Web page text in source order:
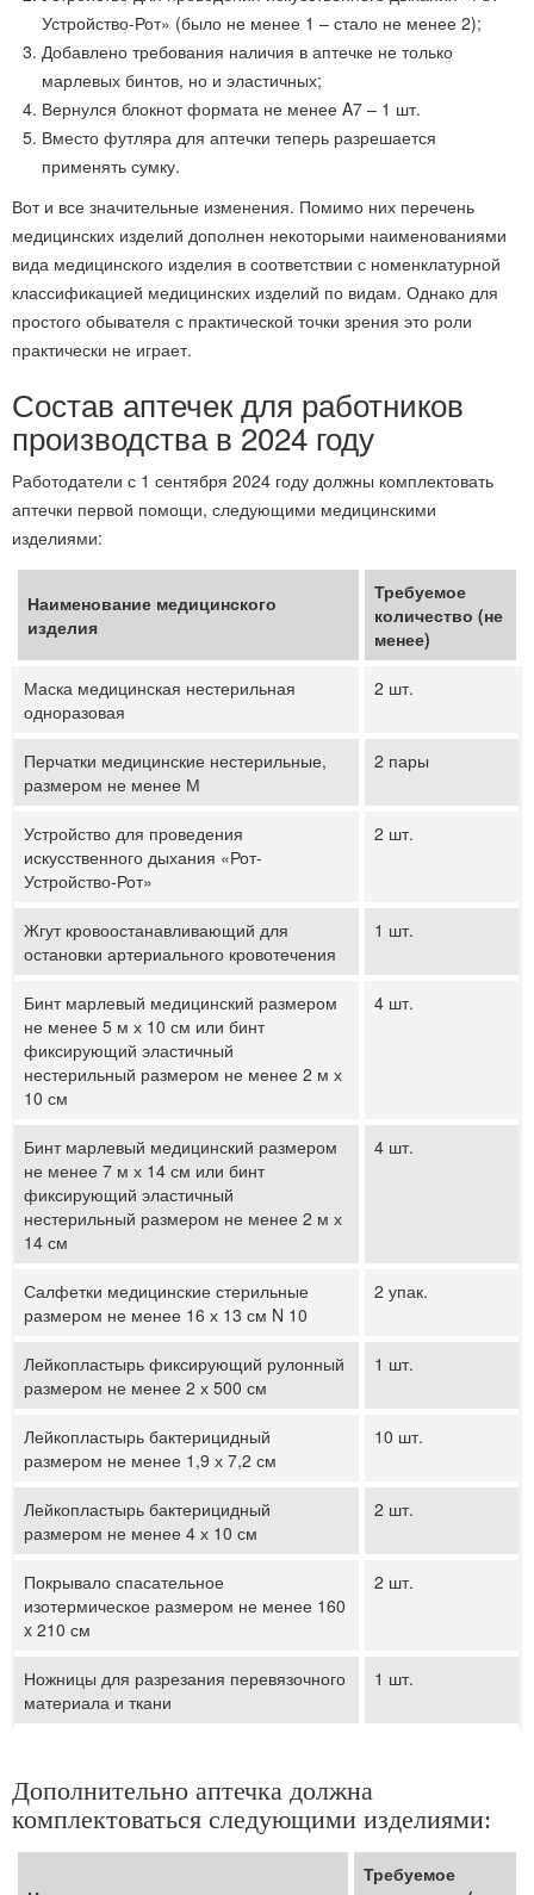
Устройство-Рот» (было не менее 1 – стало не менее 2);
Добавлено требования наличия в аптечке не только
марлевых бинтов, но и эластичных;
Вернулся блокнот формата не менее A7 – 1 шт.
Вместо футляра для аптечки теперь разрешается
применять сумку.
Вот и все значительные изменения. Помимо них перечень
медицинских изделий дополнен некоторыми наименованиями
вида медицинского изделия в соответствии с номенклатурной
классификацией медицинских изделий по видам. Однако для
простого обывателя с практической точки зрения это роли
практически не играет.
Состав аптечек для работников
производства в 2024 году
Работодатели с 1 сентября 2024 году должны комплектовать
аптечки первой помощи, следующими медицинскими
изделиями:
Наименование медицинского
изделия
Требуемое
количество (не
менее)
Маска медицинская нестерильная
одноразовая
2 шт.
Перчатки медицинские нестерильные,
размером не менее М
2 пары
Устройство для проведения
искусственного дыхания «Рот-
Устройство-Рот»
2 шт.
Жгут кровоостанавливающий для
остановки артериального кровотечения
1 шт.
Бинт марлевый медицинский размером
не менее 5 м х 10 см или бинт
фиксирующий эластичный
нестерильный размером не менее 2 м х
10 см
4 шт.
Бинт марлевый медицинский размером
не менее 7 м х 14 см или бинт
фиксирующий эластичный
нестерильный размером не менее 2 м х
14 см
4 шт.
Салфетки медицинские стерильные
размером не менее 16 х 13 см N 10
2 упак.
Лейкопластырь фиксирующий рулонный
размером не менее 2 х 500 см
1 шт.
Лейкопластырь бактерицидный
размером не менее 1,9 х 7,2 см
10 шт.
Лейкопластырь бактерицидный
размером не менее 4 х 10 см
2 шт.
Покрывало спасательное
изотермическое размером не менее 160
x 210 см
2 шт.
Ножницы для разрезания перевязочного
материала и ткани
1 шт.
Дополнительно аптечка должна
комплектоваться следующими изделиями:
Требуемое